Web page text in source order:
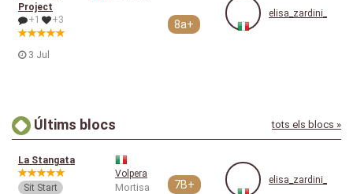
Project
+1
+3
3 Jul
8a+
elisa_zardini_
Últims blocs tots els blocs »
La Stangata
Sit Start
Volpera
Mortisa 7B+ elisa_zardini_